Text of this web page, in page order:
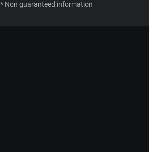
* Non guaranteed information